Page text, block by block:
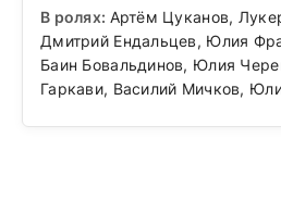
В ролях: Артём Цуканов,
Дмитрий Ендальцев, Юлия
Баин Бовальдинов, Юлия
Гаркави, Василий Мичков,